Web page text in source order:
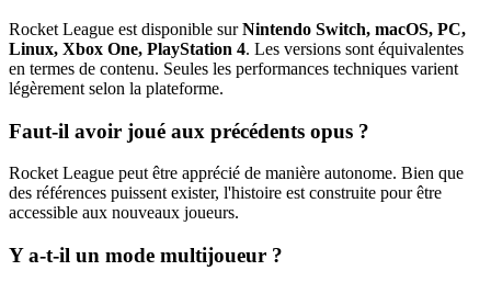
Rocket League est disponible surNintendo Switch, macOS, PC,
Linux, Xbox One, PlayStation 4. Les versions sont équivalentes
en termes de contenu. Seules les performances techniques varient
légèrement selon la plateforme.
Faut-il avoir joué aux précédents opus ?
Rocket League peut être apprécié de manière autonome. Bien que
des références puissent exister, l'histoire est construite pour être
accessible aux nouveaux joueurs.
Y a-t-il un mode multijoueur ?